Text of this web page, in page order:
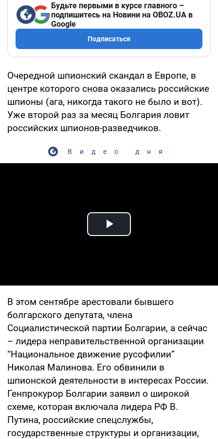
Будьте первыми в курсе главного –
подпишитесь на Новини на OBOZ.UA в
Google
Подписаться
Очередной шпионский скандал в Европе, в
центре которого снова оказались российские
шпионы (ага, никогда такого не было и вот).
Уже второй раз за месяц Болгария ловит
российских шпионов-разведчиков.
Видео дня
Play Video
В этом сентябре арестовали бывшего
болгарского депутата, члена
Социалистической партии Болгарии, а сейчас
– лидера неправительственной организации
“Национальное движение русофилии”
Николая Малинова. Его обвинили в
шпионской деятельности в интересах России.
Генпрокурор Болгарии заявил о широкой
схеме, которая включала лидера РФ В.
Путина, российские спецслужбы,
государственные структуры и организации,